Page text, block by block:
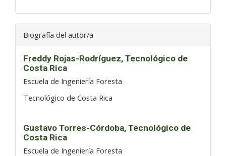
Biografía del autor/a
Freddy Rojas-Rodríguez, Tecnológico de
Costa Rica
Escuela de Ingeniería Foresta
Tecnológico de Costa Rica
Gustavo Torres-Córdoba, Tecnológico de
Costa Rica
Escuela de Ingeniería Foresta